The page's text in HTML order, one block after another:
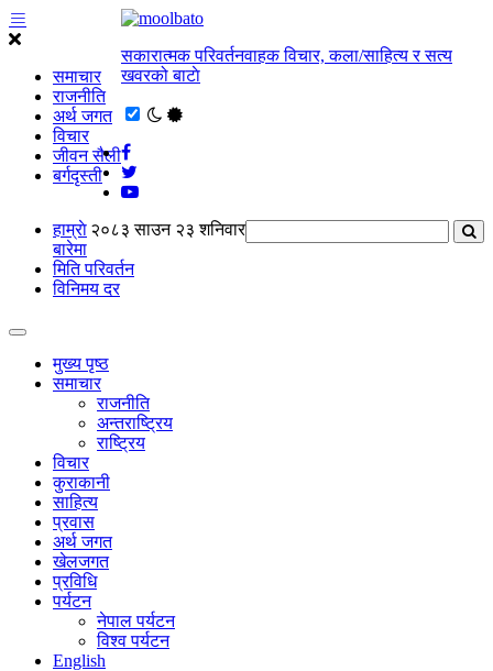
समाचार
राजनीति
अर्थ जगत
विचार
जीवन सैली
बर्गदृस्ती
सकारात्मक परिवर्तनवाहक विचार, कला/साहित्य र सत्य
खवरको बाटाे
२०८३ साउन २३ शनिवार
हाम्राे
बारेमा
मिति परिवर्तन
विनिमय दर
मुख्य पृष्ठ
समाचार
राजनीति
अन्तराष्ट्रिय
राष्ट्रिय
विचार
कुराकानी
साहित्य
प्रवास
अर्थ जगत
खेलजगत
प्रविधि
पर्यटन
नेपाल पर्यटन
विश्व पर्यटन
English